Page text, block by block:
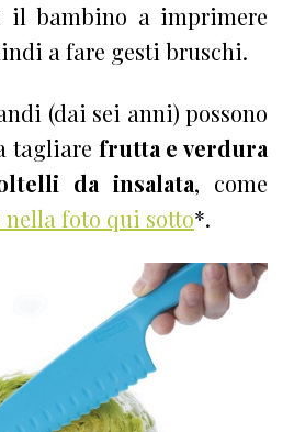
il bambino a imprimere
a fare gesti bruschi.
(dai sei anni) possono
tagliare frutta e verdura
da insalata, come
nella foto qui sotto*.